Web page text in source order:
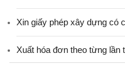
Xin giấy phép xây dựng có
Xuất hóa đơn theo từng lần